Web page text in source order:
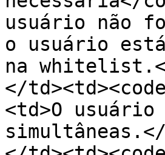
usuário não
o usuário
na whitelist.</
</
<td>O